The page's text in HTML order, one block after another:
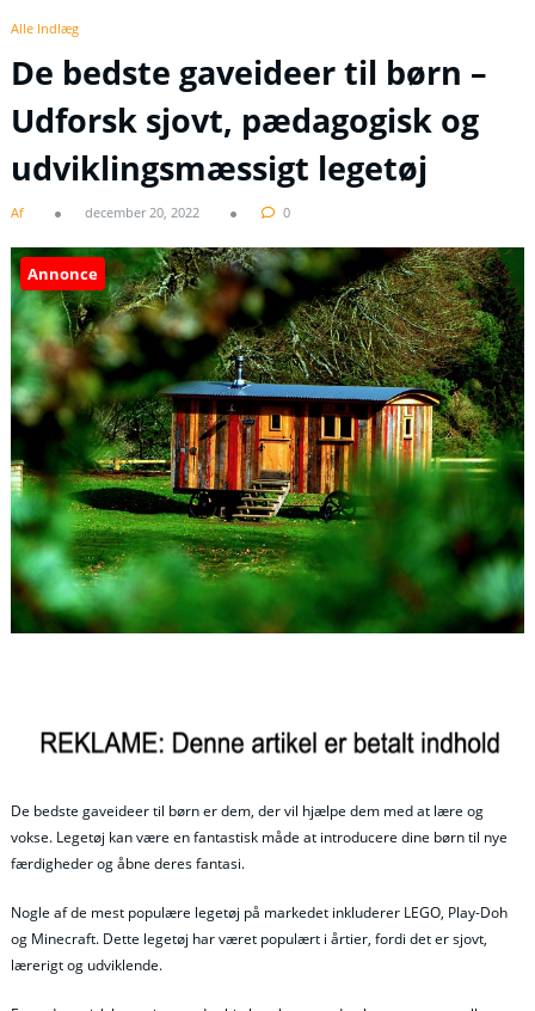
Alle Indlæg
De bedste gaveideer til børn –
Udforsk sjovt, pædagogisk og
udviklingsmæssigt legetøj
Af december 20, 2022 0
Annonce
De bedste gaveideer til børn er dem, der vil hjælpe dem med at lære og
vokse. Legetøj kan være en fantastisk måde at introducere dine børn til nye
færdigheder og åbne deres fantasi.
Nogle af de mest populære legetøj på markedet inkluderer LEGO, Play-Doh
og Minecraft. Dette legetøj har været populært i årtier, fordi det er sjovt,
lærerigt og udviklende.